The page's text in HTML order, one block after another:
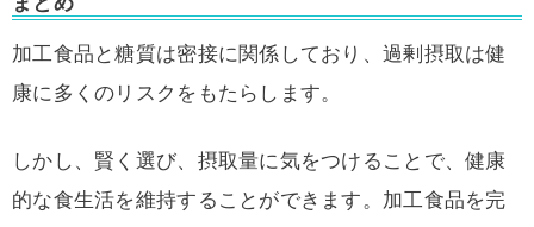
加工食品と糖質は密接に関係しており、過剰摂取は健
康に多くのリスクをもたらします。
しかし、賢く選び、摂取量に気をつけることで、健康
的な食生活を維持することができます。加工食品を完